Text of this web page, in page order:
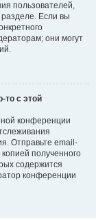
пользователей,
Если вы
они могут
то с этой
конференции
Отправьте email-
полученного
содержится
конференции